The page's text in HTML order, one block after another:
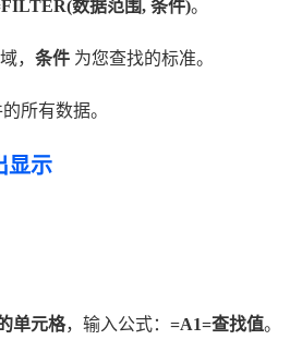
数据范围, 条件)。
， 条件 为您查找的标准。
所有数据。
显示
单元格，输入公式： =A1=查找值。